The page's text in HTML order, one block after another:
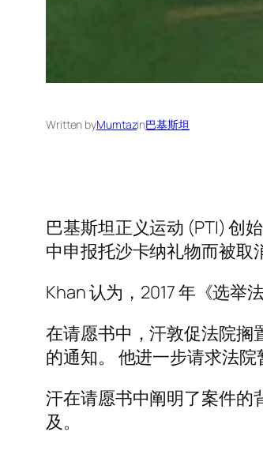
Written byMumtazin巴基斯坦
巴基斯坦正义运动 (PTI) 创
中申报托沙卡纳礼物而被取
Khan 认为，2017 年《选举
在请愿书中，汗敦促法院搁
的通知。 他进一步请求法院
汗在请愿书中阐明了案件的
及。